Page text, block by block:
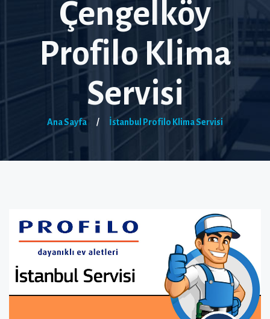
Çengelköy
Profilo Klima
Servisi
Ana Sayfa / İstanbul Profilo Klima Servisi